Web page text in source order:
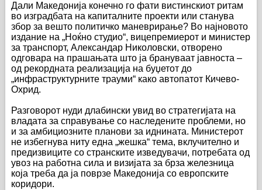
Дали Македонија конечно го фати вистинскиот ритам
во изградбата на капиталните проекти или станува
збор за вешто политичко маневрирање? Во најновото
издание на „Ноќно студио“, вицепремиерот и министер
за транспорт, Александар Николовски, отворено
одговара на прашањата што ја брануваат јавноста –
од рекордната реализација на буџетот до
„инфраструктурните трауми“ како автопатот Кичево-
Охрид.
Разговорот нуди длабински увид во стратегијата на
владата за справување со наследените проблеми, но
и за амбициозните планови за иднината. Министерот
не избегнува ниту една „жешка“ тема, вклучително и
предизвиците со странските изведувачи, потребата од
увоз на работна сила и визијата за брза железница
која треба да ја поврзе Македонија со европските
коридори.